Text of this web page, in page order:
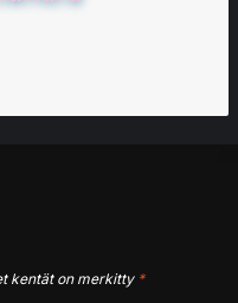
kentät on merkitty *